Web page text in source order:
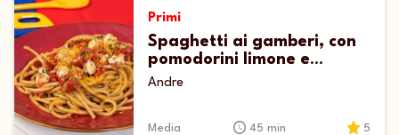
Primi
Spaghetti ai gamberi, con
pomodorini limone e
bottarga
Andre
Media 45 min 5